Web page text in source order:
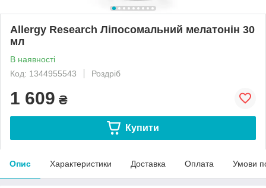
Allergy Research Ліпосомальний мелатонін 30
мл
В наявності
Код: 1344955543
Роздріб
1 609 ₴
Купити
Опис Характеристики Доставка Оплата Умови